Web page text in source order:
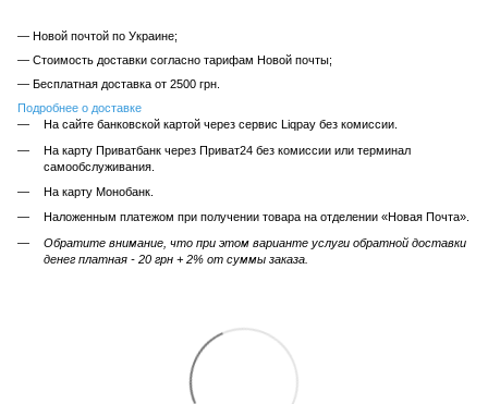
— Новой почтой по Украине;
— Стоимость доставки согласно тарифам Новой почты;
— Бесплатная доставка от 2500 грн.
Подробнее о доставке
На сайте банковской картой через сервис Liqpay без комиссии.
На карту Приватбанк через Приват24 без комиссии или терминал
самообслуживания.
На карту Монобанк.
Наложенным платежом при получении товара на отделении «Новая Почта».
Обратите внимание, что при этом варианте услуги обратной доставки
денег платная - 20 грн + 2% от суммы заказа.